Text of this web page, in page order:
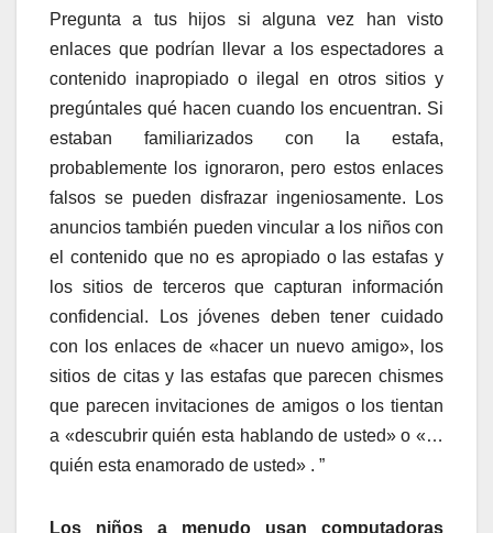
Pregunta a tus hijos si alguna vez han visto
enlaces que podrían llevar a los espectadores a
contenido inapropiado o ilegal en otros sitios y
pregúntales qué hacen cuando los encuentran. Si
estaban familiarizados con la estafa,
probablemente los ignoraron, pero estos enlaces
falsos se pueden disfrazar ingeniosamente. Los
anuncios también pueden vincular a los niños con
el contenido que no es apropiado o las estafas y
los sitios de terceros que capturan información
confidencial. Los jóvenes deben tener cuidado
con los enlaces de «hacer un nuevo amigo», los
sitios de citas y las estafas que parecen chismes
que parecen invitaciones de amigos o los tientan
a «descubrir quién esta hablando de usted» o «…
quién esta enamorado de usted» . ”
Los niños a menudo usan computadoras